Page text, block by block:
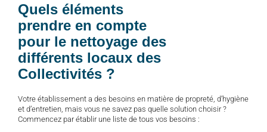
Quels éléments
prendre en compte
pour le nettoyage des
différents locaux des
Collectivités ?
Votre établissement a des besoins en matière de propreté, d’hygiène
et d’entretien, mais vous ne savez pas quelle solution choisir ?
Commencez par établir une liste de tous vos besoins :